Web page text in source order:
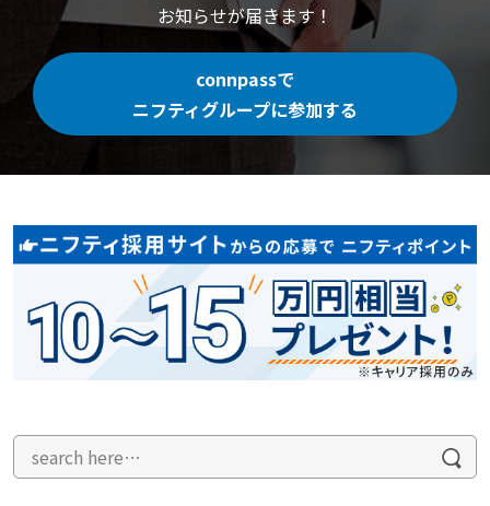
お知らせが届きます！
connpassで
ニフティグループに参加する